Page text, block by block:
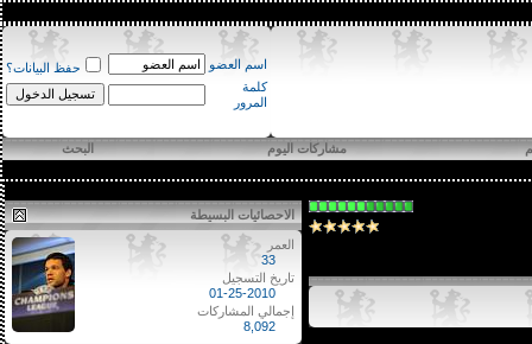
اسم العضو
حفظ البيانات؟
كلمة
المرور
مشاركات اليوم البحث
الاحصائيات البسيطة
العمر
تاريخ التسجيل
01-25-2010
إجمالي المشاركات
8,092